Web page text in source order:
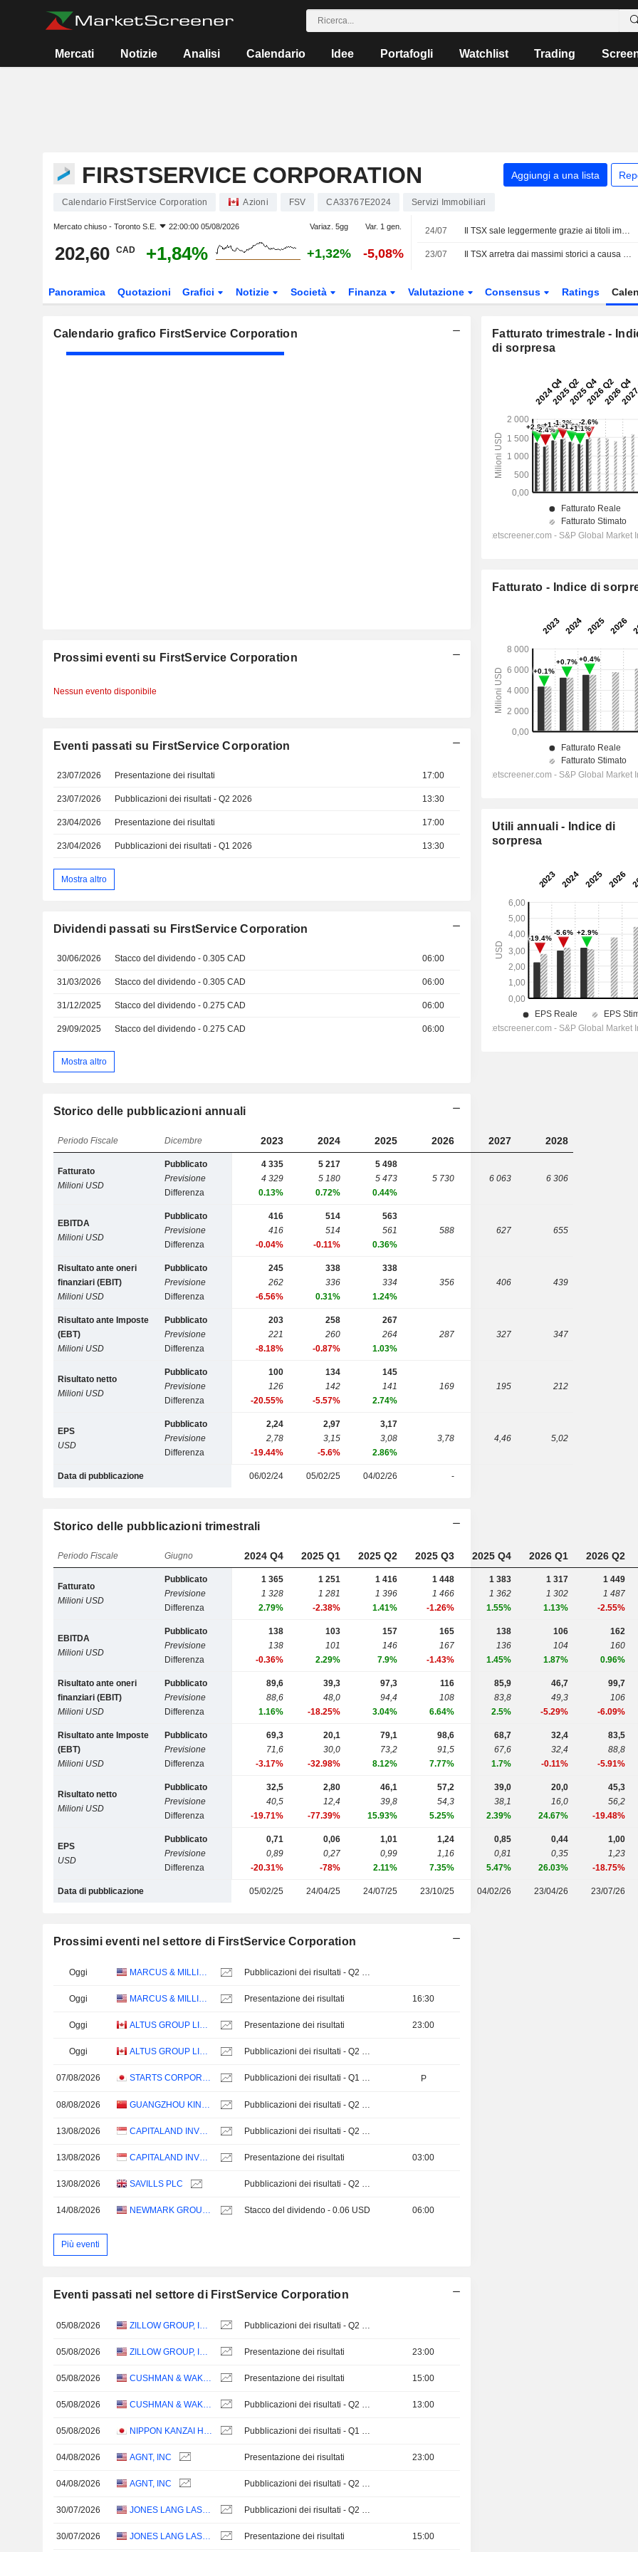
Mercati Notizie Analisi Calendario Idee Portafogli Watchlist Trading
FIRSTSERVICE CORPORATION Aggiungi a una lista
Calendario FirstService Corporation Azioni FSV CA33767E2024 Servizi Immobiliari
Mercato chiuso - Toronto S.E. 22:00:00 05/08/2026 Variaz. 5gg Var. 1 gen.
202,60 CAD +1,84% +1,32% -5,08%
24/07 Il TSX sale leggermente grazie ai titoli immobiliari e finanziari
23/07 Il TSX arretra dai massimi storici a causa del calo dei titoli tecnologici
Panoramica Quotazioni Grafici Notizie Società Finanza Valutazione Consensus Ratings
Calendario grafico FirstService Corporation
Prossimi eventi su FirstService Corporation
Nessun evento disponibile
Eventi passati su FirstService Corporation
23/07/2026 Presentazione dei risultati 17:00
23/07/2026 Pubblicazioni dei risultati - Q2 2026 13:30
23/04/2026 Presentazione dei risultati 17:00
23/04/2026 Pubblicazioni dei risultati - Q1 2026 13:30
Mostra altro
Dividendi passati su FirstService Corporation
30/06/2026 Stacco del dividendo - 0.305 CAD 06:00
31/03/2026 Stacco del dividendo - 0.305 CAD 06:00
31/12/2025 Stacco del dividendo - 0.275 CAD 06:00
29/09/2025 Stacco del dividendo - 0.275 CAD 06:00
Mostra altro
Storico delle pubblicazioni annuali
Periodo Fiscale Dicembre 2023 2024 2025 2026 2027 2028
Fatturato
Milioni USD
Pubblicato
Previsione
Differenza
4 335
4 329
0.13%
5 217
5 180
0.72%
5 498
5 473
0.44%
5 730 6 063 6 306
EBITDA
Milioni USD
Pubblicato
Previsione
Differenza
416
416
-0.04%
514
514
-0.11%
563
561
0.36%
588 627 655
Risultato ante oneri
finanziari (EBIT)
Milioni USD
Pubblicato
Previsione
Differenza
245
262
-6.56%
338
336
0.31%
338
334
1.24%
356 406 439
Risultato ante Imposte
(EBT)
Milioni USD
Pubblicato
Previsione
Differenza
203
221
-8.18%
258
260
-0.87%
267
264
1.03%
287 327 347
Risultato netto
Milioni USD
Pubblicato
Previsione
Differenza
100
126
-20.55%
134
142
-5.57%
145
141
2.74%
169 195 212
EPS
USD
Pubblicato
Previsione
Differenza
2,24
2,78
-19.44%
2,97
3,15
-5.6%
3,17
3,08
2.86%
3,78 4,46 5,02
Data di pubblicazione 06/02/24 05/02/25 04/02/26 -
Storico delle pubblicazioni trimestrali
Periodo Fiscale Giugno 2024 Q4 2025 Q1 2025 Q2 2025 Q3 2025 Q4 2026 Q1 2026 Q2
Fatturato
Milioni USD
Pubblicato
Previsione
Differenza
1 365
1 328
2.79%
1 251
1 281
-2.38%
1 416
1 396
1.41%
1 448
1 466
-1.26%
1 383
1 362
1.55%
1 317
1 302
1.13%
1 449
1 487
-2.55%
EBITDA
Milioni USD
Pubblicato
Previsione
Differenza
138
138
-0.36%
103
101
2.29%
157
146
7.9%
165
167
-1.43%
138
136
1.45%
106
104
1.87%
162
160
0.96%
Risultato ante oneri
finanziari (EBIT)
Milioni USD
Pubblicato
Previsione
Differenza
89,6
88,6
1.16%
39,3
48,0
-18.25%
97,3
94,4
3.04%
116
108
6.64%
85,9
83,8
2.5%
46,7
49,3
-5.29%
99,7
106
-6.09%
Risultato ante Imposte
(EBT)
Milioni USD
Pubblicato
Previsione
Differenza
69,3
71,6
-3.17%
20,1
30,0
-32.98%
79,1
73,2
8.12%
98,6
91,5
7.77%
68,7
67,6
1.7%
32,4
32,4
-0.11%
83,5
88,8
-5.91%
Risultato netto
Milioni USD
Pubblicato
Previsione
Differenza
32,5
40,5
-19.71%
2,80
12,4
-77.39%
46,1
39,8
15.93%
57,2
54,3
5.25%
39,0
38,1
2.39%
20,0
16,0
24.67%
45,3
56,2
-19.48%
EPS
USD
Pubblicato
Previsione
Differenza
0,71
0,89
-20.31%
0,06
0,27
-78%
1,01
0,99
2.11%
1,24
1,16
7.35%
0,85
0,81
5.47%
0,44
0,35
26.03%
1,00
1,23
-18.75%
Data di pubblicazione 05/02/25 24/04/25 24/07/25 23/10/25 04/02/26 23/04/26 23/07/26
Prossimi eventi nel settore di FirstService Corporation
Oggi MARCUS & MILLICHAP, INC. Pubblicazioni dei risultati - Q2 2026
Oggi MARCUS & MILLICHAP, INC. Presentazione dei risultati 16:30
Oggi ALTUS GROUP LIMITED Presentazione dei risultati 23:00
Oggi ALTUS GROUP LIMITED Pubblicazioni dei risultati - Q2 2026
07/08/2026 STARTS CORPORATION INC. Pubblicazioni dei risultati - Q1 2027 P
08/08/2026 GUANGZHOU KINGTELLER TECHNOLOGY CO.,LTD. Pubblicazioni dei risultati - Q2 2026
13/08/2026 CAPITALAND INVESTMENT LIMITED Pubblicazioni dei risultati - Q2 2026
13/08/2026 CAPITALAND INVESTMENT LIMITED Presentazione dei risultati 03:00
13/08/2026 SAVILLS PLC Pubblicazioni dei risultati - Q2 2026
14/08/2026 NEWMARK GROUP, INC. Stacco del dividendo - 0.06 USD 06:00
Più eventi
Eventi passati nel settore di FirstService Corporation
05/08/2026
05/08/2026 Presentazione dei risultati 23:00
05/08/2026 Presentazione dei risultati 15:00
05/08/2026 13:00
05/08/2026
04/08/2026 AGNT, INC Presentazione dei risultati 23:00
04/08/2026 AGNT, INC
30/07/2026
30/07/2026 Presentazione dei risultati 15:00
Fatturato trimestrale -
di sorpresa
Fatturato - Indice di
Utili annuali - Indice di
sorpresa